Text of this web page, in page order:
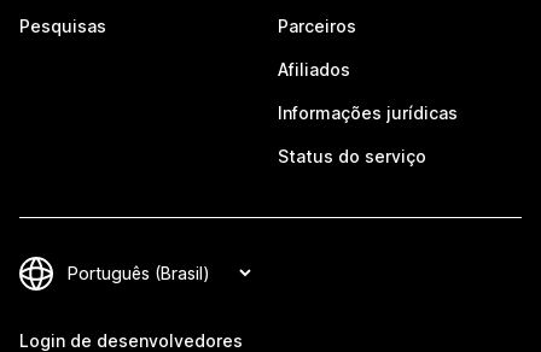
Pesquisas Parceiros
Afiliados
Informações jurídicas
Status do serviço
Login de desenvolvedores